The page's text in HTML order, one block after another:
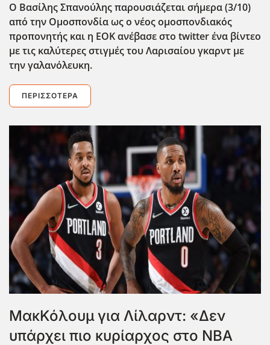
O Βασίλης Σπανούλης παρουσιάζεται σήμερα (3/10)
από την Ομοσπονδία ως ο νέος ομοσπονδιακός
προπονητής και η ΕΟΚ ανέβασε στο twitter ένα βίντεο
με τις καλύτερες στιγμές του Λαρισαίου γκαρντ με
την γαλανόλευκη.
ΠΕΡΙΣΣΌΤΕΡΑ
ΜακΚόλουμ για Λίλαρντ: «Δεν
υπάρχει πιο κυρίαρχος στο NBA